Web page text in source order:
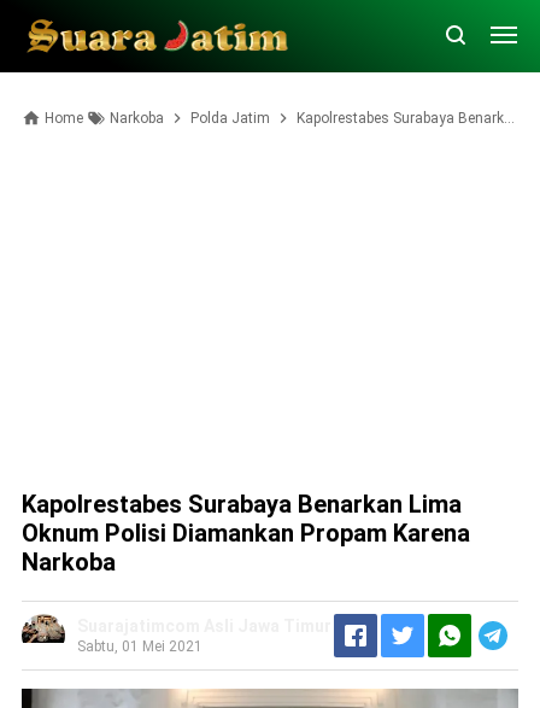
Home Narkoba Polda Jatim Kapolrestabes Surabaya Benarkan Lima Oknum Polisi Diamankan Propam Karena Narkoba
Kapolrestabes Surabaya Benarkan Lima
Oknum Polisi Diamankan Propam Karena
Narkoba
Sabtu, 01 Mei 2021